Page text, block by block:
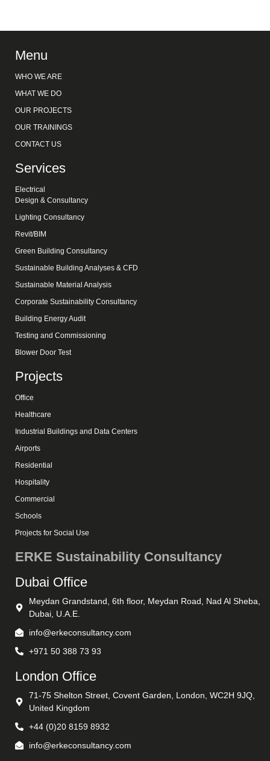
Menu
WHO WE ARE
WHAT WE DO
OUR PROJECTS
OUR TRAININGS
CONTACT US
Services
Electrical
Design & Consultancy
Lighting Consultancy
Revit/BIM
Green Building Consultancy
Sustainable Building Analyses & CFD
Sustainable Material Analysis
Corporate Sustainability Consultancy
Building Energy Audit
Testing and Commissioning
Blower Door Test
Projects
Office
Healthcare
Industrial Buildings and Data Centers
Airports
Residential
Hospitality
Commercial
Schools
Projects for Social Use
ERKE Sustainability Consultancy
Dubai Office
Meydan Grandstand, 6th floor, Meydan Road, Nad Al Sheba,
Dubai, U.A.E.
info@erkeconsultancy.com
+971 50 388 73 93
London Office
71-75 Shelton Street, Covent Garden, London, WC2H 9JQ,
United Kingdom
+44 (0)20 8159 8932
info@erkeconsultancy.com